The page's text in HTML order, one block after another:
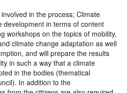
in the process; Climate
development in terms of content
workshops on the topics of mobility,
climate change adaptation as well
and will prepare the results
in such a way that a climate
in the bodies (thematical
In addition to the